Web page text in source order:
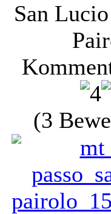
San
(3